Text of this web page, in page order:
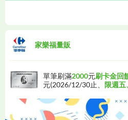
家樂福量販
單筆刷滿2000元刷卡金回
元(2026/12/30止、 限週